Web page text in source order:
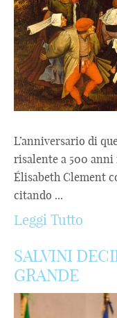
L’anniversario di
risalente a 500
Élisabeth Clement
citando ...
Leggi Tutto
SALVINI
GRANDE